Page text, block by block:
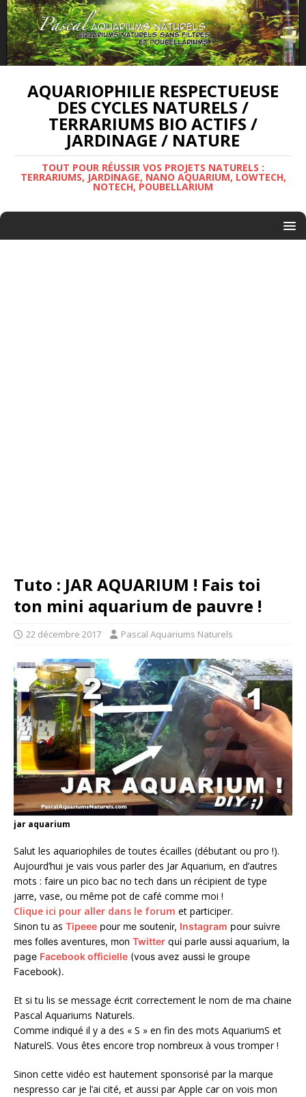
AQUARIOPHILIE RESPECTUEUSE
DES CYCLES NATURELS /
TERRARIUMS BIO ACTIFS /
JARDINAGE / NATURE
TOUT POUR RÉUSSIR VOS PROJETS NATURELS :
TERRARIUMS, JARDINAGE, NANO AQUARIUM, LOWTECH,
NOTECH, POUBELLARIUM
Tuto : JAR AQUARIUM ! Fais toi
ton mini aquarium de pauvre !
22 décembre 2017 Pascal Aquariums Naturels
jar aquarium
Salut les aquariophiles de toutes écailles (débutant ou pro !).
Aujourd’hui je vais vous parler des Jar Aquarium, en d’autres
mots : faire un pico bac no tech dans un récipient de type
jarre, vase, ou même pot de café comme moi !
Clique ici pour aller dans le forum et participer.
Sinon tu as Tipeee pour me soutenir, Instagram pour suivre
mes folles aventures, mon Twitter qui parle aussi aquarium, la
page Facebook officielle (vous avez aussi le groupe
Facebook).
Et si tu lis se message écrit correctement le nom de ma chaine
Pascal Aquariums Naturels.
Comme indiqué il y a des « S » en fin des mots AquariumS et
NaturelS. Vous êtes encore trop nombreux à vous tromper !
Sinon cette vidéo est hautement sponsorisé par la marque
nespresso car je l’ai cité, et aussi par Apple car on vois mon